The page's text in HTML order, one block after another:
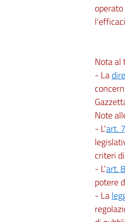
Nota al
- La
Note
- L'art.
criteri
- L'art.
potere
- La